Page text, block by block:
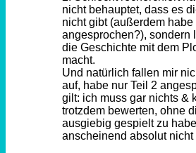
nicht behauptet, dass es
nicht gibt (außerdem
angesprochen?), sondern
die Geschichte mit dem
macht.
Und natürlich fallen mir
auf, habe nur Teil 2
gilt: ich muss gar nichts &
trotzdem bewerten, ohne
ausgiebig gespielt zu
anscheinend absolut nicht